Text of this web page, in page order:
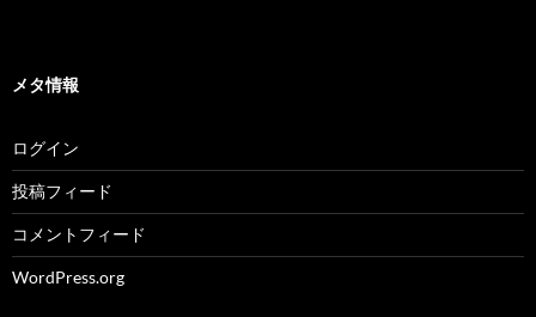
メタ情報
ログイン
投稿フィード
コメントフィード
WordPress.org